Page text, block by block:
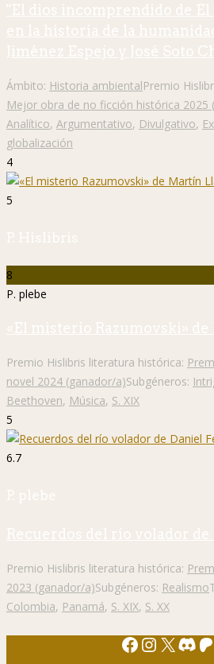
"El dios incomprendido de
en la historia de la
Jiménez Espejo y José Soto
Ámbito: Historia ambientalPremio
Mejor obra de no ficción histórica 2025
Analítico, Argumentativo, Divulgativo,
globalización
4
5
P. Hislibris
8
P. plebe
«El misterio Razumovski»
Premio Hislibris literatura histórica:
novel 2024 (ganador/a)Subgéneros:
Beethoven, Música, S. XIX
5
6.7
P. plebe
Recuerdos del río volador
Premio Hislibris literatura histórica:
2023 (ganador/a)Subgéneros: Realismo
Colombia, Panamá, S. XIX, S. XX
Facebook
X